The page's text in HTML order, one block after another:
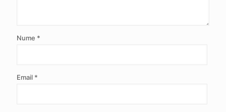
Nume *
Email *